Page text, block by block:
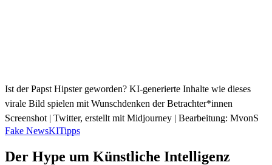
Ist der Papst Hipster geworden? KI-generierte Inhalte wie dieses
virale Bild spielen mit Wunschdenken der Betrachter*innen
Screenshot | Twitter, erstellt mit Midjourney | Bearbeitung: MvonS
Fake NewsKITipps
Der Hype um Künstliche Intelligenz